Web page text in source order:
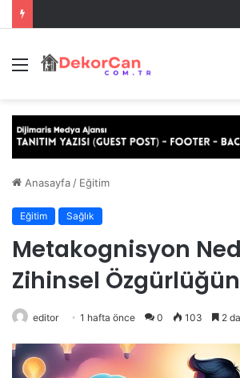
Menü
Anasayfa / Eğitim
Eğitim Sağlık
Metakognisyon
Zihinsel
editor 1 hafta önce 0 103 2